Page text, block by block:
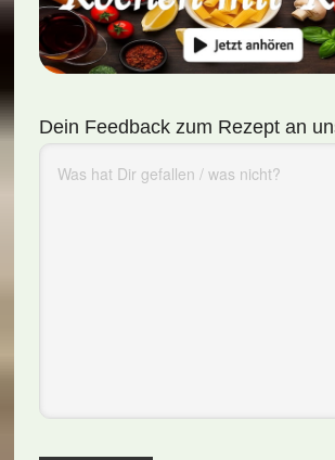
Dein Feedback zum Rezept an